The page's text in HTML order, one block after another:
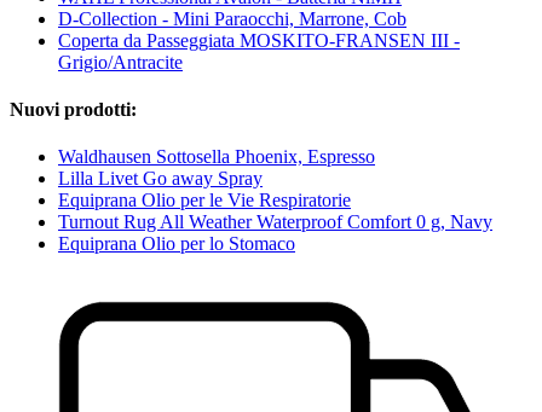
D-Collection - Mini Paraocchi, Marrone, Cob
Coperta da Passeggiata MOSKITO-FRANSEN III -
Grigio/Antracite
Nuovi prodotti:
Waldhausen Sottosella Phoenix, Espresso
Lilla Livet Go away Spray
Equiprana Olio per le Vie Respiratorie
Turnout Rug All Weather Waterproof Comfort 0 g, Navy
Equiprana Olio per lo Stomaco